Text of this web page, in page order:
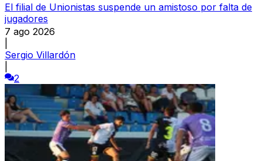
El filial de Unionistas suspende un amistoso por falta de
jugadores
7 ago 2026
Sergio Villardón
2